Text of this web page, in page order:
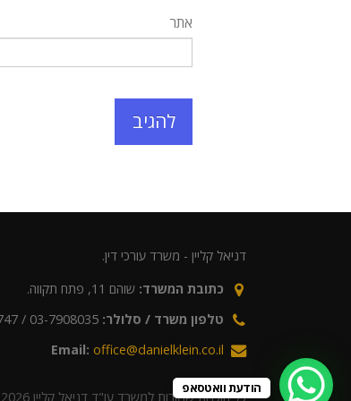
אתר
דניאל קליין - משרד עורכי דין.
כתובת המשרד: שוהם 11, פתח תקווה.
טלפון משרד / סלולר: 03-7908035 / 0542-272747
Email: office@danielklein.co.il
כל הזכויות שמורות למשרד עו"ד דניאל קליין 2026
הודעת וואטסאפ